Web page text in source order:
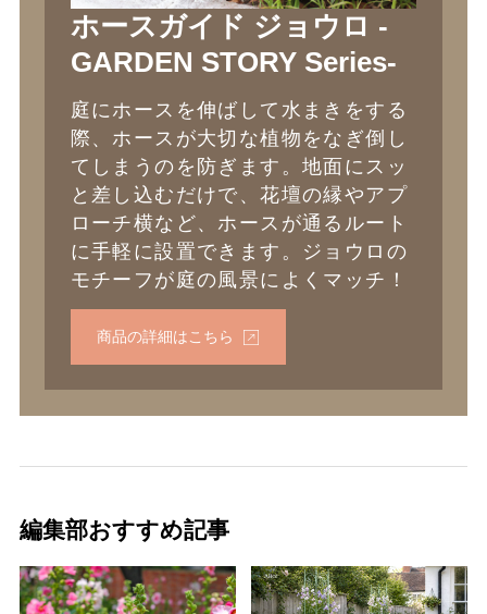
ホースガイド ジョウロ -
GARDEN STORY Series-
庭にホースを伸ばして水まきをする
際、ホースが大切な植物をなぎ倒し
てしまうのを防ぎます。地面にスッ
と差し込むだけで、花壇の縁やアプ
ローチ横など、ホースが通るルート
に手軽に設置できます。ジョウロの
モチーフが庭の風景によくマッチ！
商品の詳細はこちら
編集部おすすめ記事